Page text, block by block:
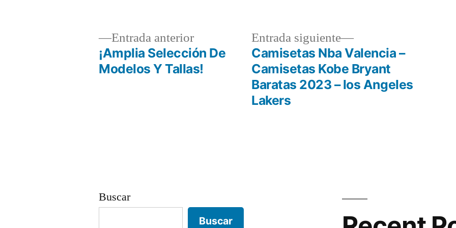
Navegación
Entrada anteriorEntrada
anterior:
¡Amplia Selección De
Modelos Y Tallas!
Entrada siguiente
Entrada
siguiente:
Camisetas Nba Valencia –
Camisetas Kobe Bryant
Baratas 2023 – los Angeles
Lakers
Buscar
Buscar